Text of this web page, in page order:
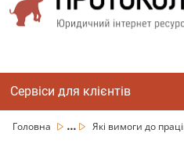
Сервіси для клієнтів
Головна ... Які вимоги до